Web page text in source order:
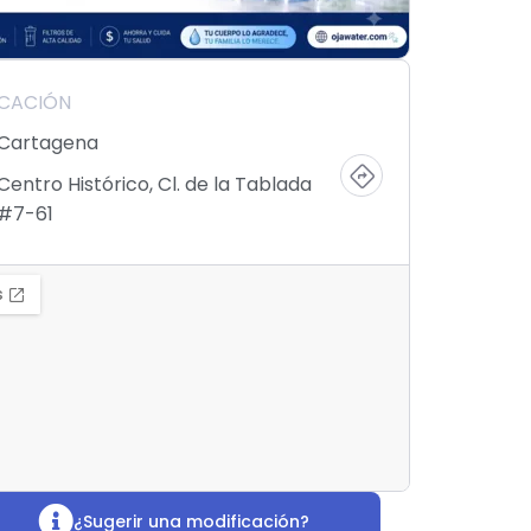
Histórico, Cl. de la Tablada
61
¿Sugerir una modificación?